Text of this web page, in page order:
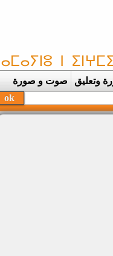
وتعليق صوت و صورة